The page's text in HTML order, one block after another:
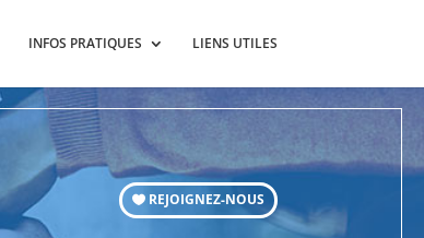
INFOS PRATIQUES LIENS UTILES
REJOIGNEZ-NOUS